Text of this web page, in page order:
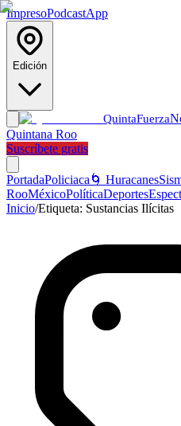
ImpresoPodcastApp
Edición
QuintaFuerza
Quintana Roo
Suscríbete gratis
PortadaPoliciaca 🌀 Huracanes
RooMéxicoPolíticaDeportes
Inicio/Etiqueta: Sustancias Ilícitas